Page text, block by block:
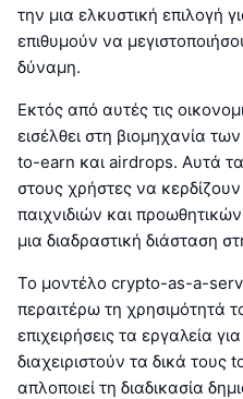
την μια ελκυστική επιλογή
επιθυμούν να
δύναμη.
Εκτός από αυτές τις
εισέλθει στη βιομηχανία
to-earn και airdrops. Αυτά
στους χρήστες να
παιχνιδιών και
μια διαδραστική διάσταση
Το μοντέλο crypto-as-a-
περαιτέρω τη χρησιμότητά
επιχειρήσεις τα εργαλεία
διαχειριστούν τα δικά
απλοποιεί τη διαδικασία